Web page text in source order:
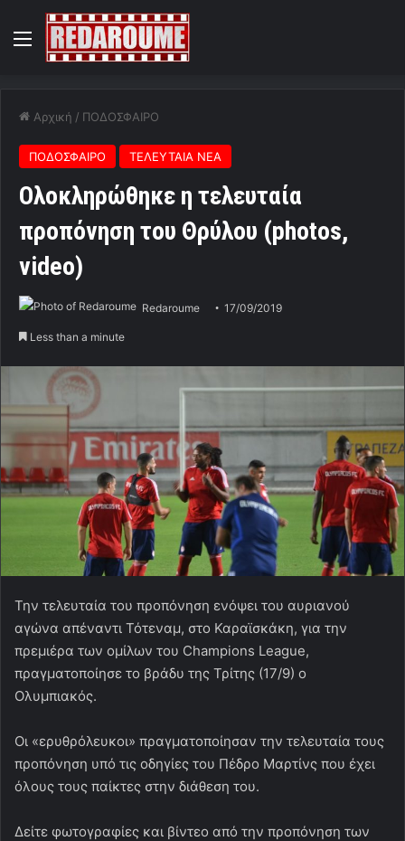
Menu
Αρχική / ΠΟΔΟΣΦΑΙΡΟ
ΠΟΔΟΣΦΑΙΡΟ ΤΕΛΕΥΤΑΙΑ ΝΕΑ
Ολοκληρώθηκε η τελευταία
προπόνηση του Θρύλου (photos,
video)
Redaroume 17/09/2019
Less than a minute
Την τελευταία του προπόνηση ενόψει του αυριανού
αγώνα απέναντι Τότεναμ, στο Καραϊσκάκη, για την
πρεμιέρα των ομίλων του Champions League,
πραγματοποίησε το βράδυ της Τρίτης (17/9) ο
Ολυμπιακός.
Οι «ερυθρόλευκοι» πραγματοποίησαν την τελευταία τους
προπόνηση υπό τις οδηγίες του Πέδρο Μαρτίνς που έχει
όλους τους παίκτες στην διάθεση του.
Δείτε φωτογραφίες και βίντεο από την προπόνηση των